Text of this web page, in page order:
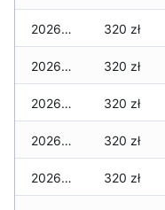
2026-05-18 320 zł
2026-05-17 320 zł
2026-05-16 320 zł
2026-05-15 320 zł
2026-05-14 320 zł